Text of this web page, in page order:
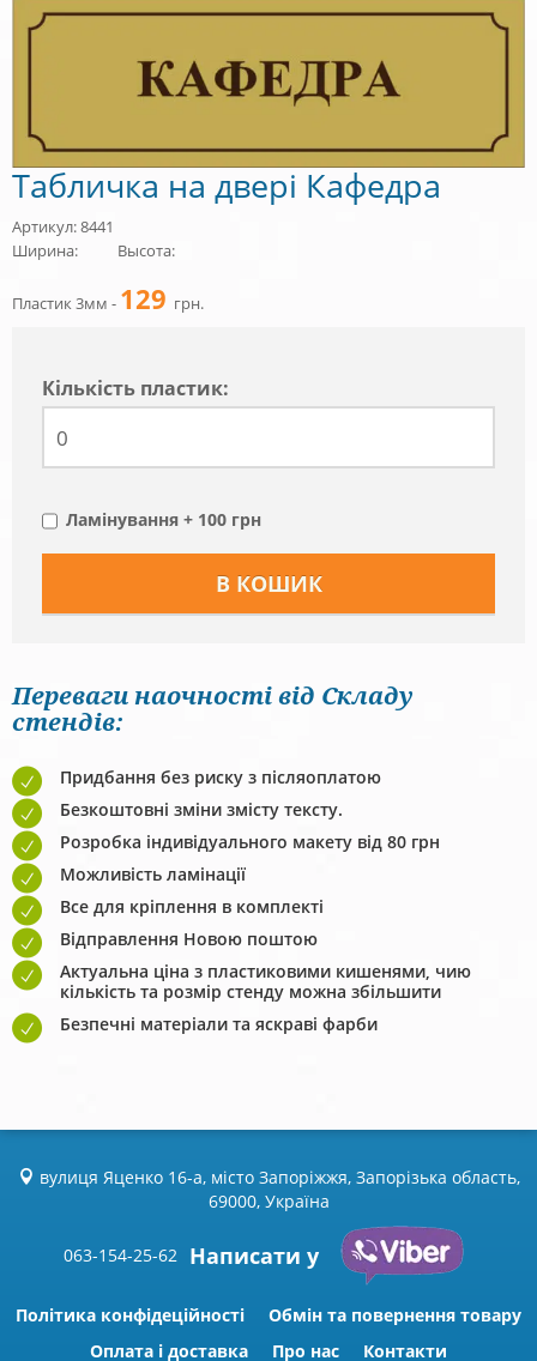
Табличка на двері Кафедра
Артикул: 8441
Ширина:
Высота:
Пластик 3мм - 129 грн.
Кiлькiсть пластик:
Ламінування + 100 грн
Переваги наочності від Складу
стендів:
Придбання без риску з післяоплатою
Безкоштовні зміни змісту тексту.
Розробка індивідуального макету від 80 грн
Можливість ламінації
Все для кріплення в комплекті
Відправлення Новою поштою
Актуальна ціна з пластиковими кишенями, чию
кількість та розмір стенду можна збільшити
Безпечні матеріали та яскраві фарби
вулиця Яценко 16-а, місто Запоріжжя, Запорізька область,
69000, Україна
063-154-25-62 Написати у
Політика конфідеційності
Обмін та повернення товару
Оплата і доставка
Про нас Контакти